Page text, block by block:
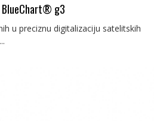
BlueChart® g3
u preciznu digitalizaciju satelitskih